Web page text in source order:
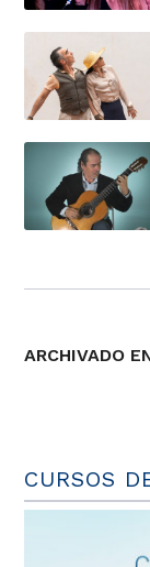
ARCHIVADO
CURSOS